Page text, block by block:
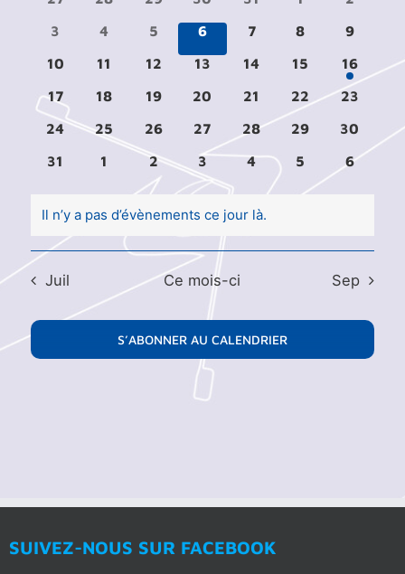
Évènements
0
3
0
4
0
5
0
6
0
7
0
8
0
9
0
10
0
11
0
12
0
13
0
14
0
évènements
15
1
16
0
évènements
17
0
18
0
19
0
20
0
évènements
21
0
évènements
22
0
23
0
évènements
24
0
évènements
25
0
évènements
26
0
évènements
27
0
28
0
évènements
29
0
30
0
31
0
évènements
1
0
évènements
2
0
évènements
3
0
évènements
4
0
évènements
5
0
6
Notice
Il n’y a pas d’évènements ce jour là.
Juil Ce mois-ci Sep
S’ABONNER AU CALENDRIER
SUIVEZ-NOUS SUR FACEBOOK